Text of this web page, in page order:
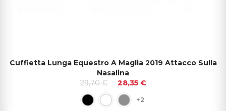
Cuffietta Lunga Equestro A Maglia 2019 Attacco Sulla
Nasalina
29,70 €
28,35 €
+2